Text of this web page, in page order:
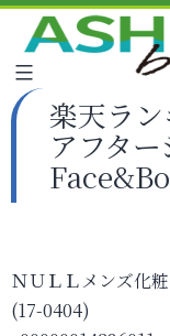
楽天ラ
アフタ
ＮＵＬＬメンズ化
(17-0404)